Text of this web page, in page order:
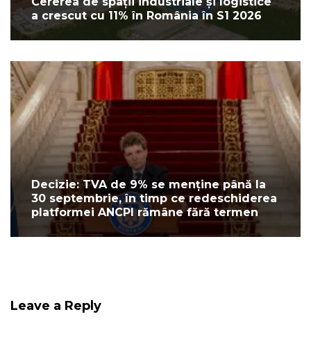
a crescut cu 11% în România în S1 2026
Decizie: TVA de 9% se menține până la
30 septembrie, în timp ce redeschiderea
platformei ANCPI rămâne fără termen
Leave a Reply